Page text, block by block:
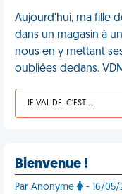
Aujourd'hui, ma fille
dans un magasin à
nous en y mettant
oubliées dedans.
JE VALIDE, C'EST UNE VDM
Bienvenue !
Par Anonyme - 16/05/